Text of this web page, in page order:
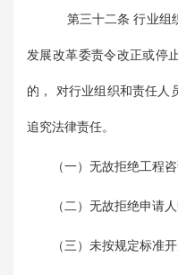
第三十二条 行业组
发展改革委责令改正或停
的， 对行业组织和责任人
追究法律责任。
（一）无故拒绝工程
（二）无故拒绝申请
（三）未按规定标准